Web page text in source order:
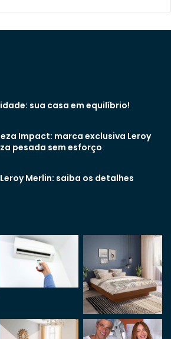
sua casa em equilíbrio!
Impact: marca exclusiva Leroy
pesada sem esforço
Merlin: saiba os detalhes